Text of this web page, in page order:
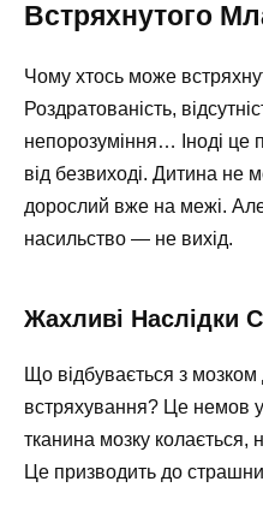
Встряхнутого
Чому хтось може
Роздратованість,
непорозуміння… Іноді це
від безвиході. Дитина не
дорослий вже на межі.
насильство — не вихід.
Жахливі Наслідки
Що відбувається з мозком
встряхування? Це немов
тканина мозку колається,
Це призводить до